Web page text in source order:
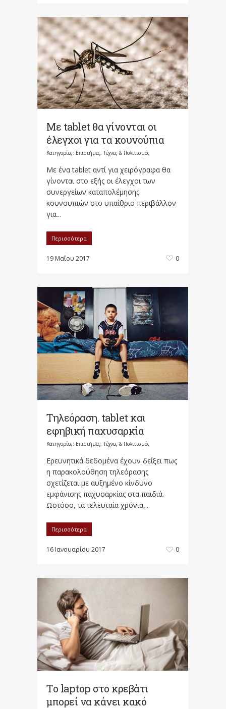
Με tablet θα γίνονται οι
έλεγχοι για τα κουνούπια
Κατηγορίες: Επιστήμες, Τέχνες & Πολιτισμός
Με ένα tablet αντί για χειρόγραφα θα
γίνονται στο εξής οι έλεγχοι των
συνεργείων καταπολέμησης
κουνουπιών στο υπαίθριο περιβάλλον
για...
Περισσότερα
19 Μαΐου 2017 0
Τηλεόραση. tablet και
εφηβική παχυσαρκία
Κατηγορίες: Επιστήμες, Τέχνες & Πολιτισμός
Ερευνητικά δεδομένα έχουν δείξει πως
η παρακολούθηση τηλεόρασης
σχετίζεται με αυξημένο κίνδυνο
εμφάνισης παχυσαρκίας στα παιδιά.
Ωστόσο, τα τελευταία χρόνια,...
Περισσότερα
16 Ιανουαρίου 2017 0
Tο laptop στο κρεβάτι
μπορεί να κάνει κακό